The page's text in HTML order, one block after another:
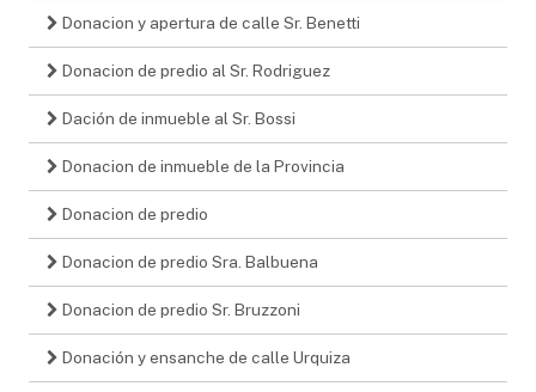
Donacion y apertura de calle Sr. Benetti
Donacion de predio al Sr. Rodriguez
Dación de inmueble al Sr. Bossi
Donacion de inmueble de la Provincia
Donacion de predio
Donacion de predio Sra. Balbuena
Donacion de predio Sr. Bruzzoni
Donación y ensanche de calle Urquiza